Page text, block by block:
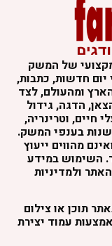
של המשק
חדשות, כתבות,
ומהעולם, לצד
הדגה, גידול
וטרינריה,
בענפי המשק.
מהווים ייעוץ
במידע
ולמדיניות
תוכן או צילום
עמוד יצירת